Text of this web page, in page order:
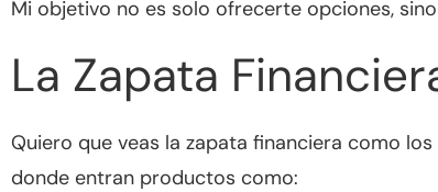
Mi objetivo no es solo ofrecerte opciones,
La Zapata
Quiero que veas la zapata financiera como
donde entran productos como: